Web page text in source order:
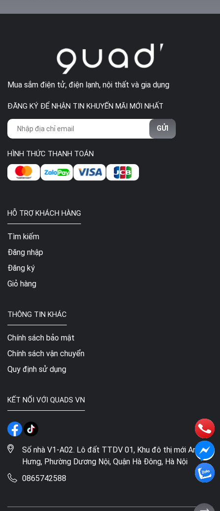
Mua sắm điện tử, điện lạnh, nội thất và gia dụng
ĐĂNG KÝ ĐỂ NHẬN TIN KHUYẾN MÃI MỚI NHẤT
GỬI
HÌNH THỨC THANH TOÁN
HỖ TRỢ KHÁCH HÀNG
Tìm kiếm
Đăng nhập
Đăng ký
Giỏ hàng
THÔNG TIN KHÁC
Chính sách bảo mật
Chính sách vận chuyển
Quy định sử dụng
KẾT NỐI VỚI QUADS VN
Số nhà V1-A02. Lô đất TTDV 01, Khu đô thị mới An
Hưng, Phường Dương Nội, Quận Hà Đông, Hà Nội
0865742588